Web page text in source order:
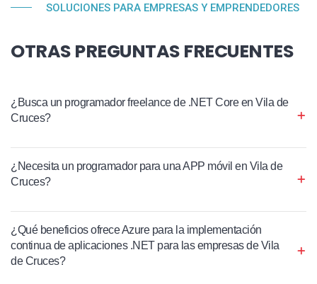
SOLUCIONES PARA EMPRESAS Y EMPRENDEDORES
OTRAS PREGUNTAS FRECUENTES
¿Busca un programador freelance de .NET Core en Vila de
Cruces?
¿Necesita un programador para una APP móvil en Vila de
Cruces?
¿Qué beneficios ofrece Azure para la implementación
continua de aplicaciones .NET para las empresas de Vila
de Cruces?